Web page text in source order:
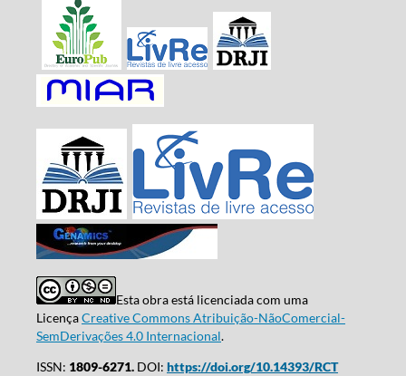
Esta obra está licenciada com uma
LicençaCreative Commons Atribuição-NãoComercial-
SemDerivações 4.0 Internacional.
ISSN: 1809-6271.DOI: https://doi.org/10.14393/RCT